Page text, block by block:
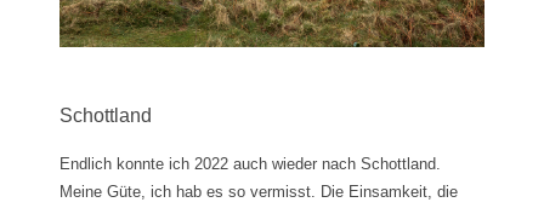
Schottland
Endlich konnte ich 2022 auch wieder nach Schottland.
Meine Güte, ich hab es so vermisst. Die Einsamkeit, die